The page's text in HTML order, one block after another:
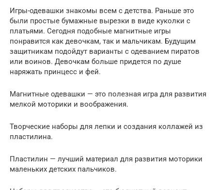
Игры-одевашки знакомы всем с детства. Раньше это
были простые бумажные вырезки в виде куколки с
платьями. Сегодня подобные магнитные игры
понравится как девочкам, так и мальчикам. Будущим
защитникам подойдут варианты с одеванием пиратов
или воинов. Девочкам больше придется по душе
наряжать принцесс и фей.
Магнитные одевашки — это полезная игра для развития
мелкой моторики и воображения.
Творческие наборы для лепки и создания коллажей из
пластилина.
Пластилин — лучший материал для развития моторики
маленьких детских пальчиков.